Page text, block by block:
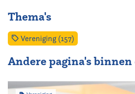
Thema's
Vereniging (157)
Andere pagina's